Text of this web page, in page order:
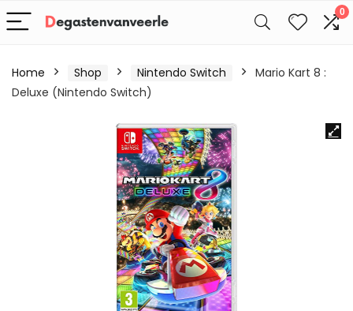
0
Home Shop Nintendo Switch
Mario Kart 8 :
Deluxe (Nintendo Switch)